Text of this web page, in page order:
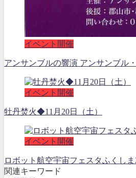
イベント開催
アンサンブルの響演 アンサンブル
イベント開催
牡丹焚火◆11月20日（土）
イベント開催
ロボット航空宇宙フェスタふくし
関連キーワード